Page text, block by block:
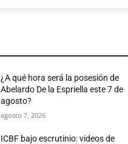
¿A qué hora será la posesión de
Abelardo De la Espriella este 7 de
agosto?
agosto 7, 2026
ICBF bajo escrutinio: videos de